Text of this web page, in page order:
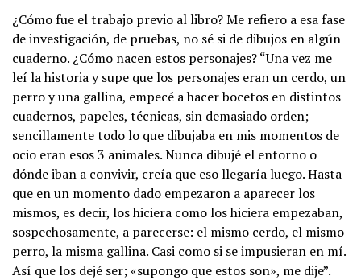
¿Cómo fue el trabajo previo al libro? Me refiero a esa fase
de investigación, de pruebas, no sé si de dibujos en algún
cuaderno. ¿Cómo nacen estos personajes? “Una vez me
leí la historia y supe que los personajes eran un cerdo, un
perro y una gallina, empecé a hacer bocetos en distintos
cuadernos, papeles, técnicas, sin demasiado orden;
sencillamente todo lo que dibujaba en mis momentos de
ocio eran esos 3 animales. Nunca dibujé el entorno o
dónde iban a convivir, creía que eso llegaría luego. Hasta
que en un momento dado empezaron a aparecer los
mismos, es decir, los hiciera como los hiciera empezaban,
sospechosamente, a parecerse: el mismo cerdo, el mismo
perro, la misma gallina. Casi como si se impusieran en mí.
Así que los dejé ser; «supongo que estos son», me dije”.